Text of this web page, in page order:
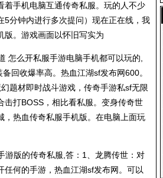
着手机电脑互通传奇私服。玩的人不少
分钟内进行多次提问）现在正在线，我
版。游戏画面以怀旧写实为
怎么开私服手游电脑手机都可以玩的,
回收爆率高。热血江湖sf发布网600。
题材即时战斗游戏，传奇手游私sf无限
击打BOSS，相比看私服。变身传奇世
，热血传奇私服手机版。在电脑上面玩
游版的传奇私服 ,答：1、龙腾传世：对
何的手游，热血江湖sf发布网。可以